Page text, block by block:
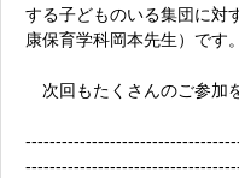
する子どものいる集団に対
康保育学科岡本先生）です。
次回もたくさんのご参加